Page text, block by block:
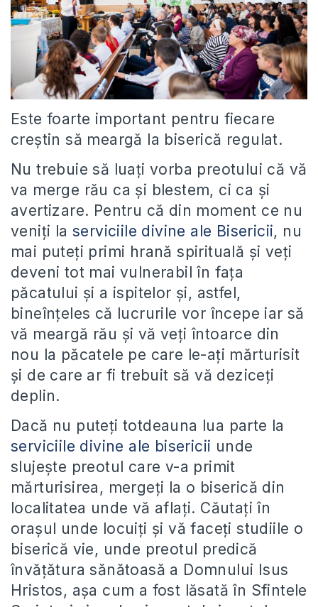
Este foarte important pentru fiecare
creștin să meargă la biserică regulat.
Nu trebuie să luați vorba preotului că vă
va merge rău ca și blestem, ci ca și
avertizare. Pentru că din moment ce nu
veniți la serviciile divine ale Bisericii, nu
mai puteți primi hrană spirituală și veți
deveni tot mai vulnerabil în fața
păcatului și a ispitelor și, astfel,
bineînțeles că lucrurile vor începe iar să
vă meargă rău și vă veți întoarce din
nou la păcatele pe care le-ați mărturisit
și de care ar fi trebuit să vă deziceți
deplin.
Dacă nu puteți totdeauna lua parte la
serviciile divine ale bisericii unde
slujește preotul care v-a primit
mărturisirea, mergeți la o biserică din
localitatea unde vă aflați. Căutați în
orașul unde locuiți și vă faceți studiile o
biserică vie, unde preotul predică
învățătura sănătoasă a Domnului Isus
Hristos, așa cum a fost lăsată în Sfintele